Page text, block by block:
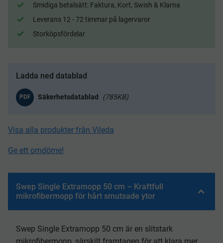
Smidiga betalsätt: Faktura, Kort, Swish & Klarna
Leverans 12 - 72 timmar på lagervaror
Storköpsfördelar
Ladda ned datablad
PDF 785KB
Visa alla produkter från Vileda
Ge ett omdöme!
Swep Single Extramopp 50 cm – Kraftfull
mikrofibermopp för hårt smutsade ytor
Swep Single Extramopp 50 cm är en slitstark